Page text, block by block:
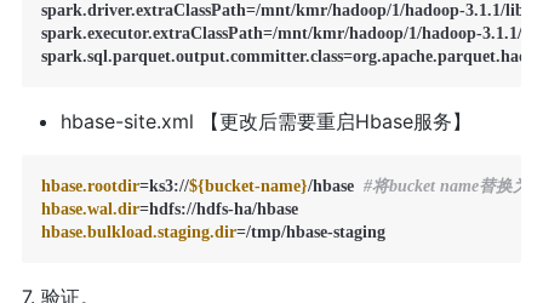
spark.driver.extraClassPath=/mnt/kmr/hadoop/1/hadoop-3.1.1/lib
spark.executor.extraClassPath=/mnt/kmr/hadoop/1/hadoop-3.1.1/lib
hbase-site.xml 【更改后需要重启Hbase服务】
hbase.rootdir=ks3://${bucket-name}/hbase #将bucket name替换为
hbase.wal.dir
=hdfs://hdfs-ha/hbase
hbase.bulkload.staging.dir=/tmp/hbase-staging
7. 验证。